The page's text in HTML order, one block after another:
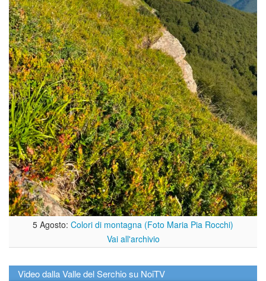
5 Agosto: Colori di montagna (Foto Maria Pia Rocchi)
Vai all'archivio
Video dalla Valle del Serchio su NoiTV